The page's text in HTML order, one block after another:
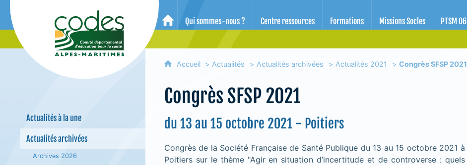
CoDES 06 - Comité départemental d'éducation pour la santé des Alpes-Maritimes
Accueil
Qui sommes-nous ? Centre ressources Formations Missions Socles PTSM 06
Actualités à la une
Actualités archivées
Archives 2026
Accueil Actualités Actualités archivées Actualités 2021 Congrès SFSP 2021
Congrès SFSP 2021
du 13 au 15 octobre 2021 - Poitiers
Congrès de la Société Française de Santé Publique du 13 au 15 octobre 2021 à
Poitiers sur le thème "Agir en situation d’incertitude et de controverse : quels